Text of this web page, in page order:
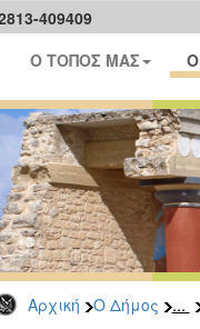
409409
Ο ΤΟΠΟΣ ΜΑΣ
Αρχική Ο Δήμος ...